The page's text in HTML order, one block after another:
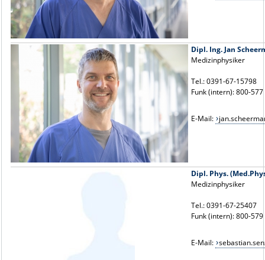
Dipl. Ing. Jan
Medizinphysiker
Tel.: 0391-67-15798
Funk (intern): 800-577
E-Mail:
Dipl. Phys.
Medizinphysiker
Tel.: 0391-67-25407
Funk (intern): 800-579
E-Mail: